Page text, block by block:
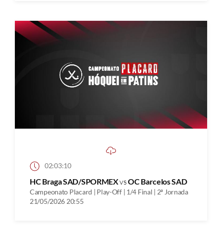
02:03:10
HC Braga SAD/SPORMEXvsOC Barcelos SAD
Campeonato Placard | Play-Off | 1/4 Final | 2ª Jornada
21/05/2026 20:55